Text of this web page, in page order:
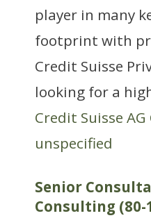
player in many
footprint with
Credit Suisse
looking for a
Credit Suisse
unspecified
Senior
Consulting (80-